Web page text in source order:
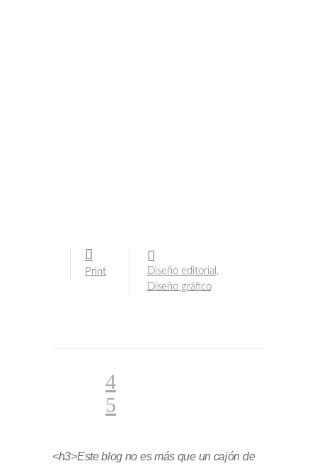
Print Diseño editorial ,
Diseño gráfico
<h3>Este blog no es más que un cajón de